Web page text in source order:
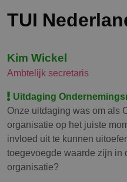
TUI
Kim Wickel
Ambtelijk secretaris
Uitdaging
Onze uitdaging was om als
organisatie op het juiste
invloed uit te kunnen
toegevoegde waarde zijn in
organisatie?